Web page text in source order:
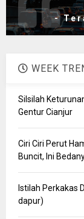
-
WEEK
Silsilah
Gentur Cianjur
Ciri Ciri Perut
Buncit, Ini
Istilah Perkakas
dapur)